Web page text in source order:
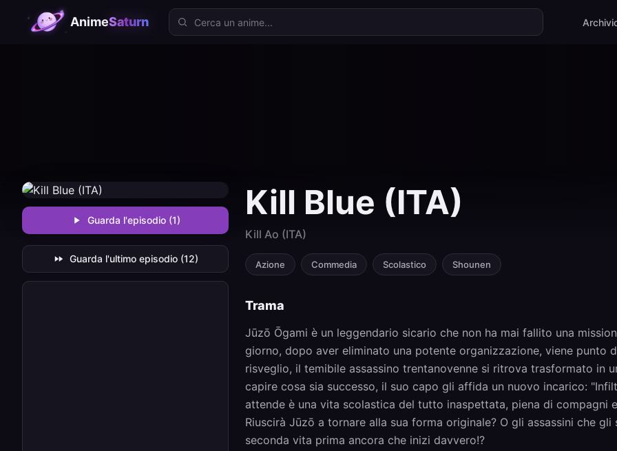
AnimeSaturn Cerca anime
Guarda l'episodio (1)
Guarda l'ultimo episodio (12)
Kill Blue (ITA)
Kill Ao (ITA)
Azione Commedia Scolastico Shounen
Trama
Jūzō Ōgami è un leggendario sicario che non ha mai fallito una
giorno, dopo aver eliminato una potente organizzazione, viene punto
risveglio, il temibile assassino trentanovenne si ritrova trasformato in
capire cosa sia successo, il suo capo gli affida un nuovo incarico:
attende è una vita scolastica del tutto inaspettata, piena di compagni
Riuscirà Jūzō a tornare alla sua forma originale? O gli assassini che
seconda vita prima ancora che inizi davvero!?